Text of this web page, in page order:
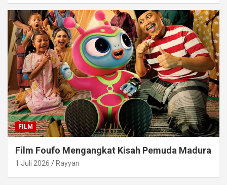
FILM
Film Foufo Mengangkat Kisah Pemuda Madura
1 Juli 2026 Rayyan